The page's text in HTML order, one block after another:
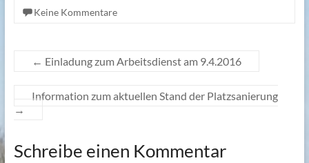
Keine Kommentare
← Einladung zum Arbeitsdienst am 9.4.2016
Information zum aktuellen Stand der Platzsanierung
→
Schreibe einen Kommentar